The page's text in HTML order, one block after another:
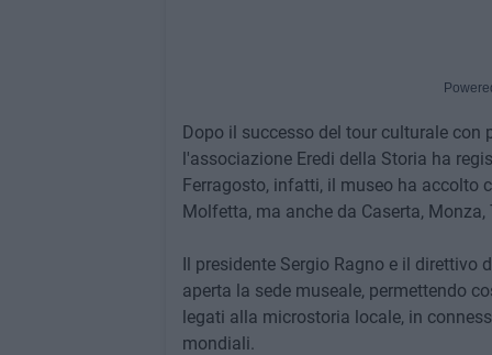
Dopo il successo del tour culturale
l'associazione Eredi della Storia ha
Ferragosto, infatti, il museo ha accolto
Molfetta, ma anche da Caserta, Monza,
Il presidente Sergio Ragno e il
aperta la sede museale, permettendo
legati alla microstoria locale, in
mondiali.